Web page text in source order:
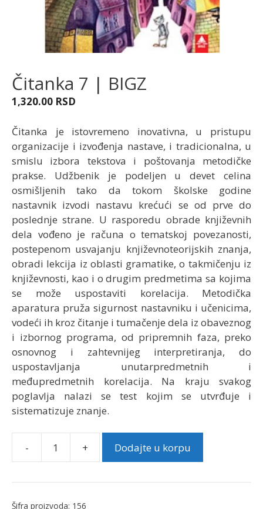
Čitanka 7 | BIGZ
1,320.00 RSD
Čitanka je istovremeno inovativna, u pristupu
organizacije i izvođenja nastave, i tradicionalna, u
smislu izbora tekstova i poštovanja metodičke
prakse. Udžbenik je podeljen u devet celina
osmišljenih tako da tokom školske godine
nastavnik izvodi nastavu krećući se od prve do
poslednje strane. U rasporedu obrade književnih
dela vođeno je računa o tematskoj povezanosti,
postepenom usvajanju književnoteorijskih znanja,
obradi lekcija iz oblasti gramatike, o takmičenju iz
književnosti, kao i o drugim predmetima sa kojima
se može uspostaviti korelacija. Metodička
aparatura pruža sigurnost nastavniku i učenicima,
vodeći ih kroz čitanje i tumačenje dela iz obaveznog
i izbornog programa, od pripremnih faza, preko
osnovnog i zahtevnijeg interpretiranja, do
uspostavljanja unutarpredmetnih i
međupredmetnih korelacija. Na kraju svakog
poglavlja nalazi se test kojim se utvrđuje i
sistematizuje znanje.
-
Čitanka
|
+ Dodajte u korpu
Šifra proizvoda: 156